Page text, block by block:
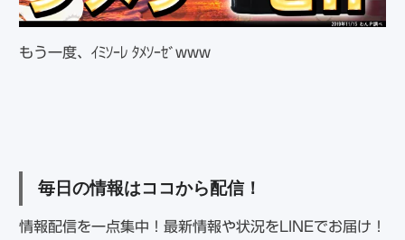
もう一度、ｲﾐｿｰﾚ ﾀﾒｿｰｾﾞwww
毎日の情報はココから配信！
情報配信を一点集中！最新情報や状況をLINEでお届け！